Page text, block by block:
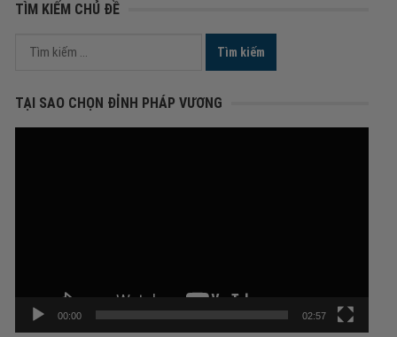
TÌM KIẾM CHỦ ĐỀ
Tìm
TẠI SAO CHỌN ĐỈNH PHÁP VƯƠNG
00:00 02:57